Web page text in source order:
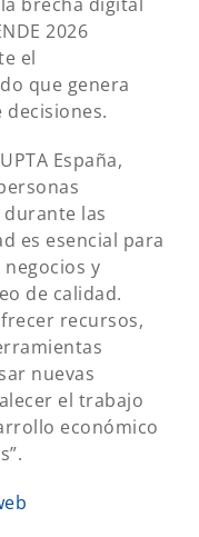
2026
el
que genera
España,
las
es esencial para
y
de calidad.
recursos,
nuevas
el trabajo
económico